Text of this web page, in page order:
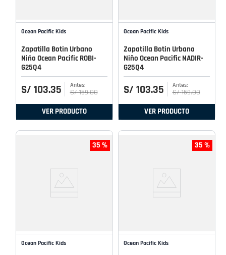
Ocean Pacific Kids
Zapatilla Botin Urbano
Niño Ocean Pacific ROBI-
G25Q4
S/ 103.35 S/ 159.00
VER PRODUCTO
Ocean Pacific Kids
Zapatilla Botin Urbano
Niño Ocean Pacific NADIR-
G25Q4
S/ 103.35 S/ 159.00
VER PRODUCTO
35 %
Ocean Pacific Kids
35 %
Ocean Pacific Kids